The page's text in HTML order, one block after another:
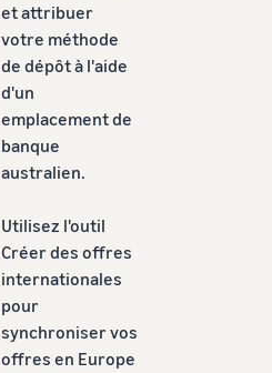
et attribuer
votre méthode
de dépôt à l'aide
d'un
emplacement de
banque
australien.
Utilisez l'outil
Créer des offres
internationales
pour
synchroniser vos
offres en Europe